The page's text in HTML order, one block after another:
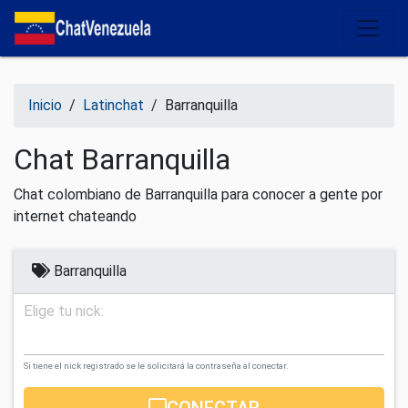
Salir del contenido
Inicio / Latinchat / Barranquilla
Chat Barranquilla
Chat colombiano de Barranquilla para conocer a gente por
internet chateando
Barranquilla
Elige tu nick:
Si tiene el nick registrado se le solicitará la contraseña al conectar.